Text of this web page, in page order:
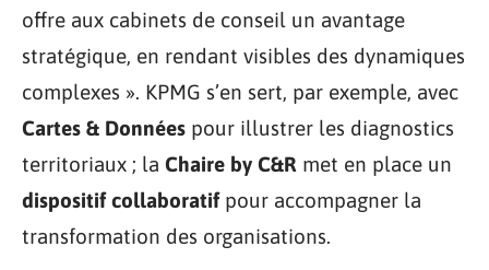
offre aux cabinets de conseil un avantage
stratégique, en rendant visibles des dynamiques
complexes ». KPMG s’en sert, par exemple, avec
Cartes & Données pour illustrer les diagnostics
territoriaux ; la Chaire by C&R met en place un
dispositif collaboratifpour accompagner la
transformation des organisations.